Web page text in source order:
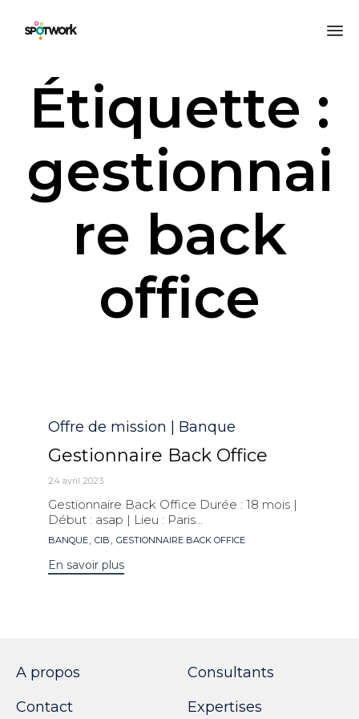
Étiquette :
gestionnai
re back
office
Catégorie
Offre de mission | Banque
Gestionnaire Back Office
24 avril 2023
Gestionnaire Back Office Durée : 18 mois |
Début : asap | Lieu : Paris...
Mots
BANQUE, CIB , GESTIONNAIRE BACK OFFICE
En savoir plus
A propos
Contact
Consultants
Expertises